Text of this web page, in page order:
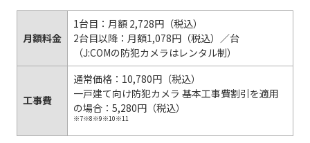
月額料金
1台目：月額 2,728円（税込）
2台目以降：月額1,078円（税込）／台
（J:COMの防犯カメラはレンタル制）
工事費
通常価格：10,780円（税込）
一戸建て向け防犯カメラ 基本工事費割引を適用
の場合：5,280円（税込）
※7※8※9※10※11